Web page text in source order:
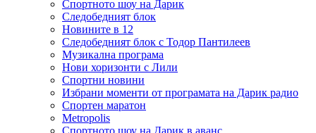
Спортното шоу на Дарик
Следобедният блок
Новините в 12
Следобедният блок с Тодор Пантилеев
Музикална програма
Нови хоризонти с Лили
Спортни новини
Избрани моменти от програмата на Дарик радио
Спортен маратон
Metropolis
Спортното шоу на Дарик в аванс